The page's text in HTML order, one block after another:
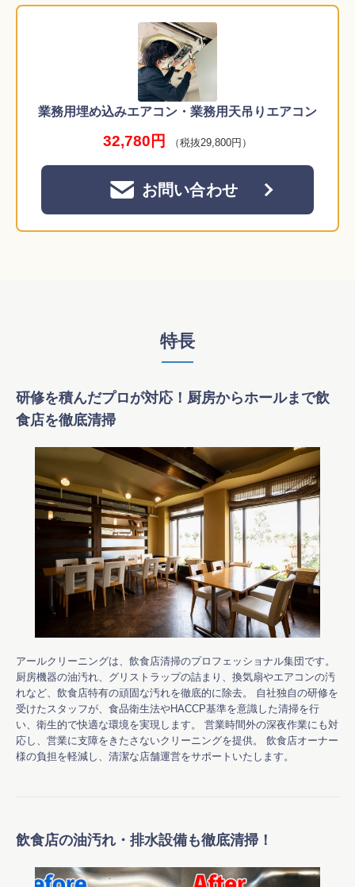
業務用埋め込みエアコン・業務用天吊りエアコン
32,780円 （税抜29,800円）
お問い合わせ
特長
研修を積んだプロが対応！厨房からホールまで飲
食店を徹底清掃
アールクリーニングは、飲食店清掃のプロフェッショナル集団です。
厨房機器の油汚れ、グリストラップの詰まり、換気扇やエアコンの汚
れなど、飲食店特有の頑固な汚れを徹底的に除去。 自社独自の研修を
受けたスタッフが、食品衛生法やHACCP基準を意識した清掃を行
い、衛生的で快適な環境を実現します。 営業時間外の深夜作業にも対
応し、営業に支障をきたさないクリーニングを提供。 飲食店オーナー
様の負担を軽減し、清潔な店舗運営をサポートいたします。
飲食店の油汚れ・排水設備も徹底清掃！